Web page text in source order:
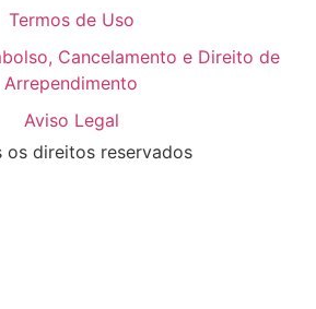
Termos de Uso
Cancelamento e Direito de
Arrependimento
Aviso Legal
os direitos reservados